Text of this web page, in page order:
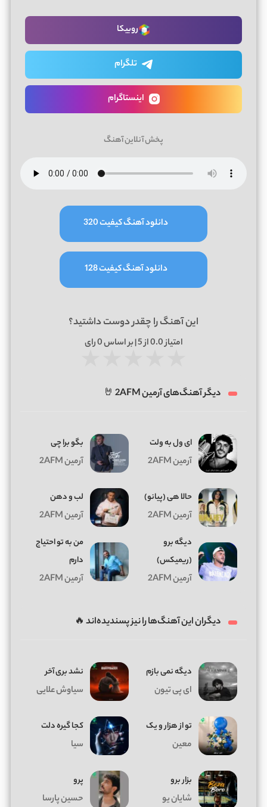
روبیکا
تلگرام
اینستاگرام
پخش آنلاین آهنگ
دانلود آهنگ کیفیت 320
دانلود آهنگ کیفیت 128
این آهنگ را چقدر دوست داشتید؟
امتیاز0.0از 5 | بر اساس 0رای
دیگر آهنگ‌های آرمین 2AFM 🤘
ای ول به ولت
آرمین 2AFM
بگو برا چی
آرمین 2AFM
ﺣﺎﻟﺎ ﻫﻰ (پیانو)
آرمین 2AFM
لب و دهن
آرمین 2AFM
دیگه برو
(ریمیکس)
آرمین 2AFM
من به تو احتیاج
دارم
آرمین 2AFM
دیگران این آهنگ‌ها را نیز پسندیده‌اند 🔥
دیگه نمی بازم
ای پی تیون
نشد بری آخر
سیاوش علایی
تو از هزار و یک
معین
کجا گیره دلت
سیا
بزار برو
شایان یو
پرو
حسین پارسا